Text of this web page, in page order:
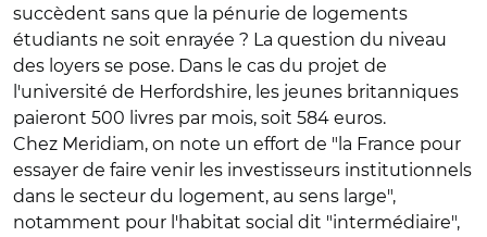
succèdent sans que la pénurie de logements
étudiants ne soit enrayée ? La question du niveau
des loyers se pose. Dans le cas du projet de
l'université de Herfordshire, les jeunes britanniques
paieront 500 livres par mois, soit 584 euros.
Chez Meridiam, on note un effort de "la France pour
essayer de faire venir les investisseurs institutionnels
dans le secteur du logement, au sens large",
notamment pour l'habitat social dit "intermédiaire",